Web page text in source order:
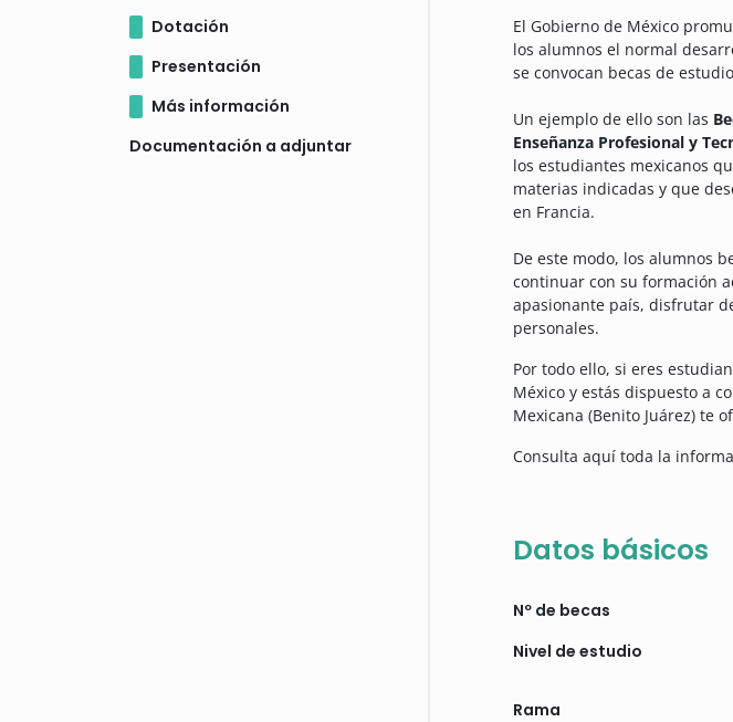
Dotación
Presentación
Más información
Documentación a adjuntar
El Gobierno de México
los alumnos el normal
se convocan becas de
Un ejemplo de ello son las
Enseñanza Profesional y
los estudiantes mexicanos
materias indicadas y que
en Francia.
De este modo, los alumnos
continuar con su formación
apasionante país, disfrutar
personales.
Por todo ello, si eres
México y estás dispuesto a
Mexicana (Benito Juárez) te
Consulta aquí toda la
Datos básicos
Nº de becas
Nivel de estudio
Rama